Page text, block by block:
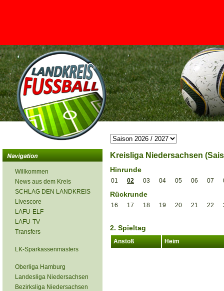
<
Willkommen
News aus dem Kreis
SCHLAG DEN LANDKREIS
Livescore
LAFU-ELF
LAFU-TV
Transfers
LK-Sparkassenmasters
Oberliga Hamburg
Landesliga Niedersachsen
Bezirksliga Niedersachsen
Kreisliga Niedersachsen
Hinrunde
01 02 03 04 05 06 07
Rückrunde
16 17 18 19 20 21 22
2. Spieltag
Anstoß Heim